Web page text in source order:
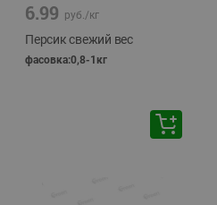
6.99 руб./кг
Персик свежий вес
фасовка:0,8-1кг